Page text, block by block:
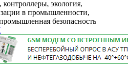
экология,
в промышленности,
безопасность